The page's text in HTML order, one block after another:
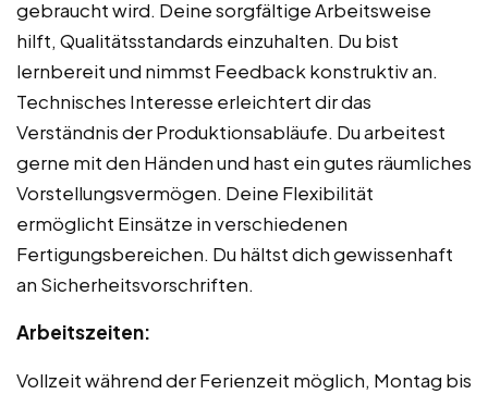
gebraucht wird. Deine sorgfältige Arbeitsweise
hilft, Qualitätsstandards einzuhalten. Du bist
lernbereit und nimmst Feedback konstruktiv an.
Technisches Interesse erleichtert dir das
Verständnis der Produktionsabläufe. Du arbeitest
gerne mit den Händen und hast ein gutes räumliches
Vorstellungsvermögen. Deine Flexibilität
ermöglicht Einsätze in verschiedenen
Fertigungsbereichen. Du hältst dich gewissenhaft
an Sicherheitsvorschriften.
Arbeitszeiten:
Vollzeit während der Ferienzeit möglich, Montag bis